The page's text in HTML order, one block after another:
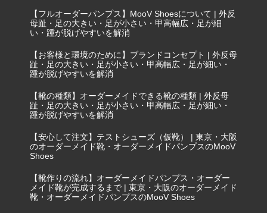
【フルオーダーパンプス】MooV Shoesについて | 外反
母趾・足の大きい・足が小さい・甲高幅広・足が細
い・踵が脱げやすいを解消
【お客様と環境のために】ブランドコンセプト | 外反母
趾・足の大きい・足が小さい・甲高幅広・足が細い・
踵が脱げやすいを解消
【靴の種類】オーダーメイドできる靴の種類 | 外反母
趾・足の大きい・足が小さい・甲高幅広・足が細い・
踵が脱げやすいを解消
【安心して注文】テストシューズ（仮靴） | 東京・大阪
のオーダーメイド靴・オーダーメイドパンプスのMooV
Shoes
【靴作りの流れ】オーダーメイドパンプス・オーダー
メイド靴が完成するまで | 東京・大阪のオーダーメイド
靴・オーダーメイドパンプスのMooV Shoes